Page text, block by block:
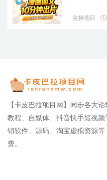
实操项目
【卡皮巴拉项目网】同步各大
教程、自媒体、抖音快手短视
销软件、源码、淘宝虚拟资源
费。